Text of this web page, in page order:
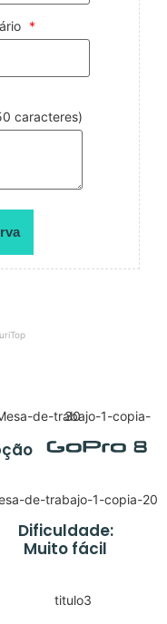
*
caracteres)
Dificuldade:
Muito fácil